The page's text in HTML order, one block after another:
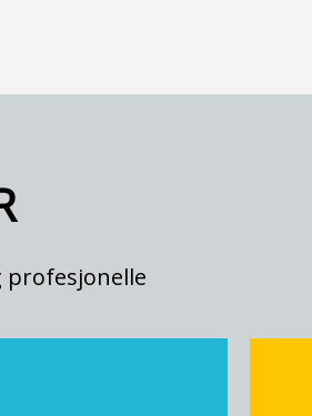
profesjonelle